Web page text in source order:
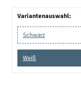
Variantenauswahl:
Schwarz
Weiß